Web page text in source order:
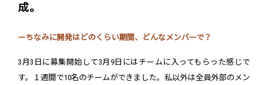
成。
ーちなみに開発はどのくらい期間、どんなメンバーで？
3月3日に募集開始して3月9日にはチームに入ってもらった感じで
す。１週間で10名のチームができました。私以外は全員外部のメン